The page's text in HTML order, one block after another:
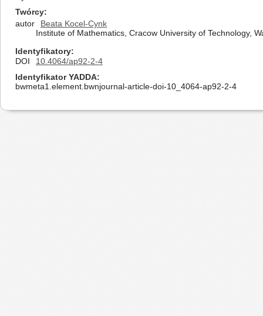
Twórcy
autor
Beata Kocel-Cynk
Institute of Mathematics, Cracow University of Technology,
Identyfikatory
DOI
10.4064/ap92-2-4
Identyfikator YADDA
bwmeta1.element.bwnjournal-article-doi-10_4064-ap92-2-4